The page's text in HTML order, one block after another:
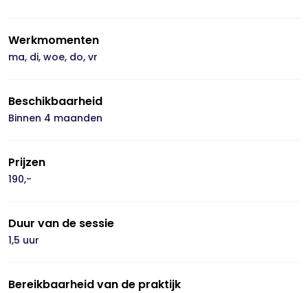
Werkmomenten
ma, di, woe, do, vr
Beschikbaarheid
Binnen 4 maanden
Prijzen
190,-
Duur van de sessie
1,5 uur
Bereikbaarheid van de praktijk